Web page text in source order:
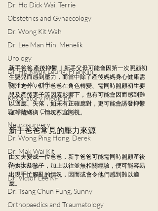
Dr. Ho Dick Wai, Terrie
Obstetrics and Gynaecology
Dr. Wong Kit Wah
Dr. Lee Man Hin, Menelik
Urology
Dr. Ho Kwok Leung, Franklin
Dr. Lee Yue Kit
Respiratory Medicine
Dr. Ng Kin Chung, Alvin
Neurosurgery
Dr. Wong Ping Hong, Derek
Dr. Mak Wai Kit
Cardiology
Dr. Victor Lee KF
Dr. Tsang Chun Fung, Sunny
Orthopaedics and Traumatology
新手爸爸 產後抑鬱 ｜新手父母可能會因第一次照顧初
生嬰兒而感到壓力，而當中除了產後媽媽身心健康需
關注之外，新手爸爸在角色轉變、需同時照顧初生嬰
兒及產後妻子等因素影響下，也有可能會因而感到難
以適應、失落，如未有正確應對，更可能會誘發抑鬱
症等情緒病，情況不宜忽視。
新手爸爸常見的壓力來源
由丈夫變成一位爸爸，新手爸爸可能需同時照顧產後
的太太及孩子，加上以往並無相關經驗，便可能容易
出現手忙腳亂的情況，因而或會令他們感到難以適
應。